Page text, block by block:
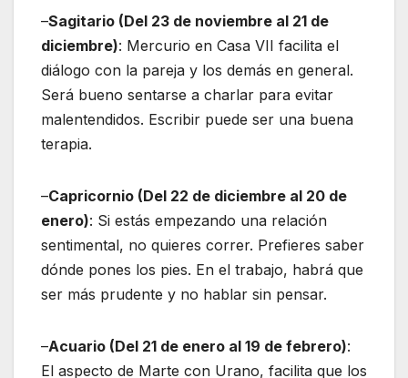
–Sagitario (Del 23 de noviembre al 21 de
diciembre): Mercurio en Casa VII facilita el
diálogo con la pareja y los demás en general.
Será bueno sentarse a charlar para evitar
malentendidos. Escribir puede ser una buena
terapia.
–Capricornio (Del 22 de diciembre al 20 de
enero): Si estás empezando una relación
sentimental, no quieres correr. Prefieres saber
dónde pones los pies. En el trabajo, habrá que
ser más prudente y no hablar sin pensar.
–Acuario (Del 21 de enero al 19 de febrero):
El aspecto de Marte con Urano, facilita que los